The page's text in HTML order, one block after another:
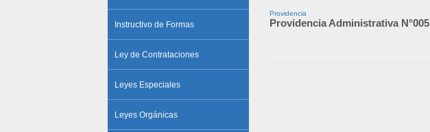
Providencia
Providencia Administrativa N°005
Instructivo de Formas
Ley de Contrataciones
Leyes Especiales
Leyes Orgánicas